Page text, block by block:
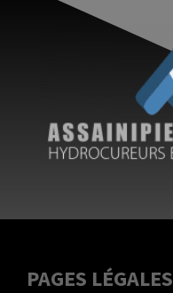
PAGES LÉGALES